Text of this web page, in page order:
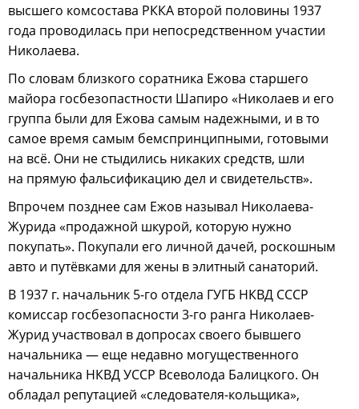
высшего комсостава РККА второй половины 1937
года проводилась при непосредственном участии
Николаева.
По словам близкого соратника Ежова старшего
майора госбезопастности Шапиро «Николаев и его
группа были для Ежова самым надежными, и в то
самое время самым бемспринципными, готовыми
на всё. Они не стыдились никаких средств, шли
на прямую фальсификацию дел и свидетельств».
Впрочем позднее сам Ежов называл Николаева-
Журида «продажной шкурой, которую нужно
покупать». Покупали его личной дачей, роскошным
авто и путёвками для жены в элитный санаторий.
В 1937 г. начальник 5-го отдела ГУГБ НКВД СССР
комиссар госбезопасности 3-го ранга Николаев-
Журид участвовал в допросах своего бывшего
начальника — еще недавно могущественного
начальника НКВД УССР Всеволода Балицкого. Он
обладал репутацией «следователя-кольщика»,